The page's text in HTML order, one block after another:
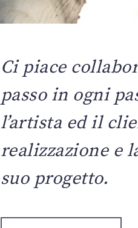
Ci piace
passo in ogni
l’artista ed il
realizzazione e
suo progetto.